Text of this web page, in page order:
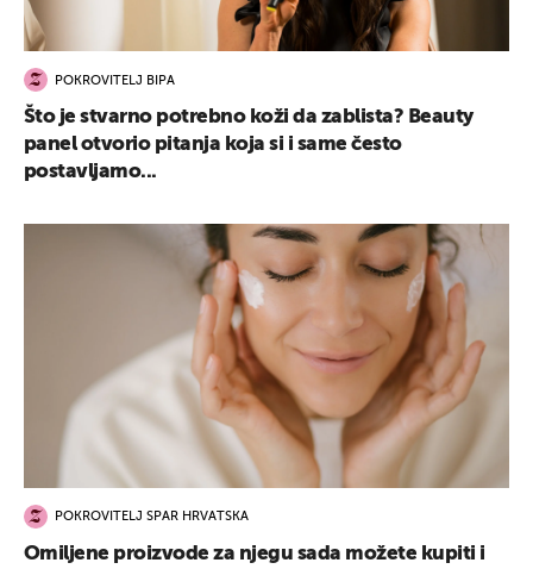
POKROVITELJ BIPA
Što je stvarno potrebno koži da zablista? Beauty
panel otvorio pitanja koja si i same često
postavljamo...
POKROVITELJ SPAR HRVATSKA
Omiljene proizvode za njegu sada možete kupiti i